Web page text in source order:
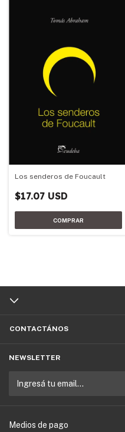
Los senderos de Foucault
$17.07 USD
CONTACTÁNOS
NEWSLETTER
Medios de pago